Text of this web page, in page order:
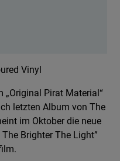
Vinyl
„Original Pirat Material“
letzten Album von The
im Oktober die neue
Brighter The Light”